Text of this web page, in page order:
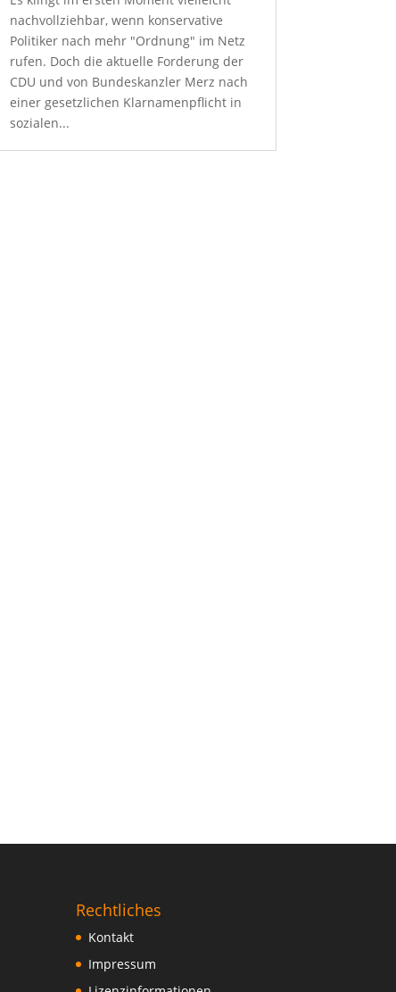
nachvollziehbar, wenn konservative
Politiker nach mehr "Ordnung" im Netz
rufen. Doch die aktuelle Forderung der
CDU und von Bundeskanzler Merz nach
einer gesetzlichen Klarnamenpflicht in
sozialen...
Rechtliches
Kontakt
Impressum